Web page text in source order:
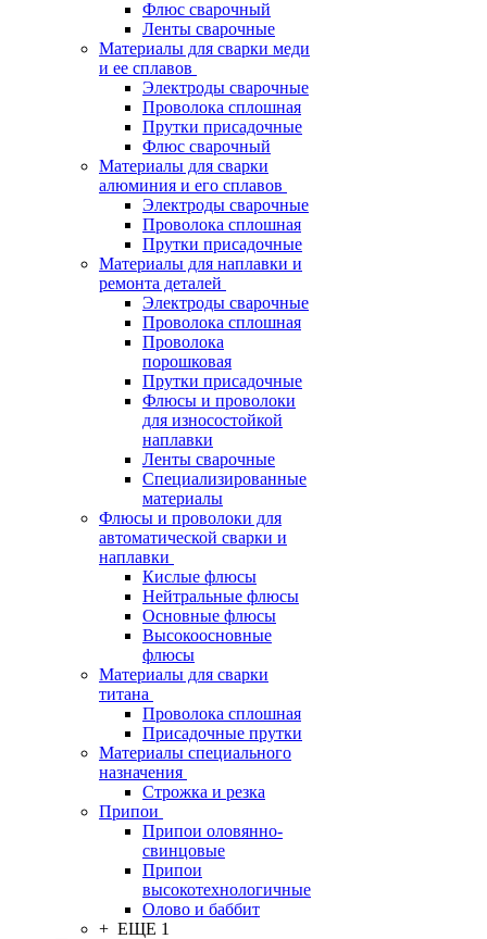
Флюс сварочный
Ленты сварочные
Материалы для сварки меди
и ее сплавов
Электроды сварочные
Проволока сплошная
Прутки присадочные
Флюс сварочный
Материалы для сварки
алюминия и его сплавов
Электроды сварочные
Проволока сплошная
Прутки присадочные
Материалы для наплавки и
ремонта деталей
Электроды сварочные
Проволока сплошная
Проволока
порошковая
Прутки присадочные
Флюсы и проволоки
для износостойкой
наплавки
Ленты сварочные
Специализированные
материалы
Флюсы и проволоки для
автоматической сварки и
наплавки
Кислые флюсы
Нейтральные флюсы
Основные флюсы
Высокоосновные
флюсы
Материалы для сварки
титана
Проволока сплошная
Присадочные прутки
Материалы специального
назначения
Строжка и резка
Припои
Припои оловянно-
свинцовые
Припои
высокотехнологичные
Олово и баббит
+ ЕЩЕ 1